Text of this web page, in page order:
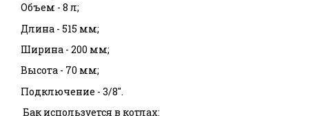
Объем - 8 л;
Длина - 515 мм;
Ширина - 200 мм;
Высота - 70 мм;
Подключение - 3/8".
Бак используется в котлах: